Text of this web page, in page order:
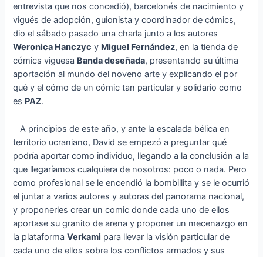
entrevista que nos concedió), barcelonés de nacimiento y
vigués de adopción, guionista y coordinador de cómics,
dio el sábado pasado una charla junto a los autores
Weronica Hanczyc y Miguel Fernández, en la tienda de
cómics viguesa Banda deseñada, presentando su última
aportación al mundo del noveno arte y explicando el por
qué y el cómo de un cómic tan particular y solidario como
es PAZ.
A principios de este año, y ante la escalada bélica en
territorio ucraniano, David se empezó a preguntar qué
podría aportar como individuo, llegando a la conclusión a la
que llegaríamos cualquiera de nosotros: poco o nada. Pero
como profesional se le encendió la bombillita y se le ocurrió
el juntar a varios autores y autoras del panorama nacional,
y proponerles crear un comic donde cada uno de ellos
aportase su granito de arena y proponer un mecenazgo en
la plataformaVerkami para llevar la visión particular de
cada uno de ellos sobre los conflictos armados y sus